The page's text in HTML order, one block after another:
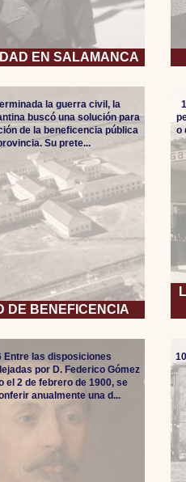
EN SALAMANCA
DE BENEFICENCIA
la guerra civil, la
buscó una solución para
de la beneficencia pública
Su prete...
o
Entre las disposiciones
por D. Federico Gómez
el 2 de febrero de 1900, se
anualmente una d...